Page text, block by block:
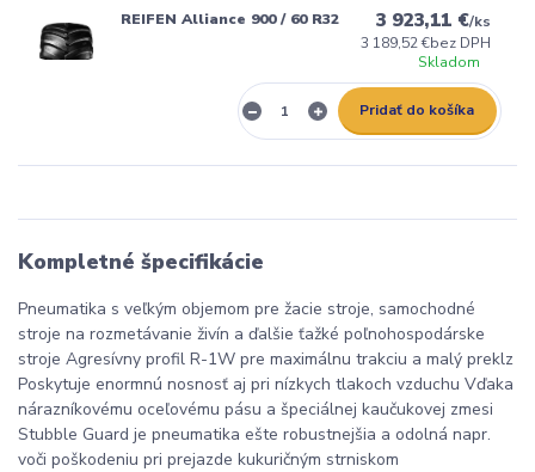
REIFEN Alliance 900 / 60 R32 3 923,11 €/ks
3 189,52 €bez DPH
Skladom
Pridať do košíka
Kompletné špecifikácie
Pneumatika s veľkým objemom pre žacie stroje, samochodné
stroje na rozmetávanie živín a ďalšie ťažké poľnohospodárske
stroje Agresívny profil R-1W pre maximálnu trakciu a malý preklz
Poskytuje enormnú nosnosť aj pri nízkych tlakoch vzduchu Vďaka
nárazníkovému oceľovému pásu a špeciálnej kaučukovej zmesi
Stubble Guard je pneumatika ešte robustnejšia a odolná napr.
voči poškodeniu pri prejazde kukuričným strniskom